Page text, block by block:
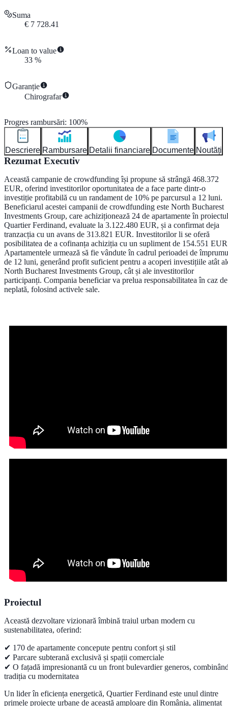
Suma
€ 7 728.41
Loan to value
33 %
Garanție
Chirografar
Progres rambursări: 100%
Descriere Rambursare Detalii financiare Documente Noutăți
Rezumat Executiv
Această campanie de crowdfunding își propune să strângă 468.372
EUR, oferind investitorilor oportunitatea de a face parte dintr-o
investiție profitabilă cu un randament de 10% pe parcursul a 12 luni.
Beneficiarul acestei campanii de crowdfunding este North Bucharest
Investments Group, care achiziționează 24 de apartamenteîn proiectul
Quartier Ferdinand, evaluate la 3.122.480 EUR, și a confirmat deja
tranzacția cu un avans de 313.821 EUR. Investitorilor li se oferă
posibilitatea de a cofinanța achiziția cu un supliment de 154.551 EUR
Apartamentele urmează să fie vândute în cadrul perioadei de
de 12 luni, generând profit suficient pentru a acoperi investițiile atât
North Bucharest Investments Group, cât și ale investitorilor
participanți. Compania beneficiar va prelua responsabilitatea în caz de
neplată, folosind activele sale.
Proiectul
Această dezvoltare vizionară îmbină traiul urban modern cu
sustenabilitatea, oferind:
✔ 170 de apartamente concepute pentru confort și stil
✔ Parcare subterană exclusivă și spații comerciale
✔ O fațadă impresionantă cu un front bulevardier generos,
tradiția cu modernitatea
Un lider în eficiența energetică, Quartier Ferdinand este unul dintre
primele proiecte urbane de această amploare din România, alimentat